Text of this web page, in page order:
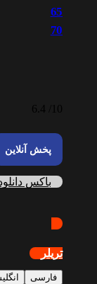
65
70
10/
6.4
پخش آنلاین
باکس دانلود
تریلر
فارسی